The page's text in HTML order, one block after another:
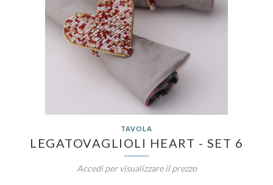
TAVOLA
LEGATOVAGLIOLI HEART - SET 6
Accedi per visualizzare il prezzo